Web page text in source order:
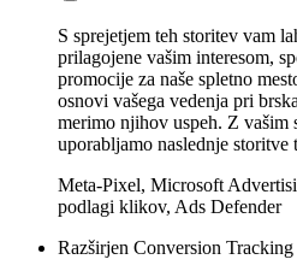
S sprejetjem teh storitev vam
prilagojene vašim interesom,
promocije za naše spletno
osnovi vašega vedenja pri
merimo njihov uspeh. Z vašim
uporabljamo naslednje storitve
Meta-Pixel, Microsoft
podlagi klikov, Ads Defender
Razširjen Conversion Tracking